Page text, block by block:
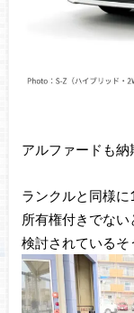
アルファードも納
ランクルと同様に
所有権付きでな
検討されているそ